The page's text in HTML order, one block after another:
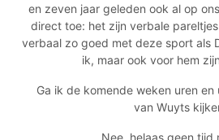
en zeven jaar geleden ook al op
direct toe: het zijn verbale
verbaal zo goed met deze sport als
ik, maar ook voor hem
Ga ik de komende weken uren en
van Wuyts
Nee, helaas geen tijd